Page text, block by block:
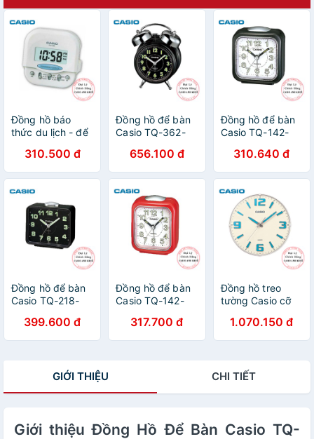
Đồng hồ báo
thức du lịch - để
PQ-30B-7DF
màu trắng
6X6cm
310.500 đ
Đồng hồ để bàn
Casio TQ-362-
chuông báo
thức, dạ quang (
13.6×10.6×6 cm
)
656.100 đ
Đồng hồ để bàn
Casio TQ-142-
dạ quang (
7.7×7.2×4.9 cm )
310.640 đ
Đồng hồ để bàn
Casio TQ-218-
quang cỡ to
399.600 đ
Đồng hồ để bàn
Casio TQ-142-
dạ quang
(7.7×7.2×4.9 cm)
317.700 đ
Đồng hồ treo
tường Casio cỡ
dạ quang
1.070.150 đ
GIỚI THIỆU CHI TIẾT
Giới thiệu Đồng Hồ Để Bàn Casio TQ-